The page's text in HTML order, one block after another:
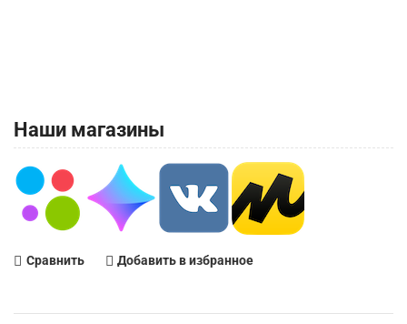
Наши магазины
Сравнить Добавить в избранное